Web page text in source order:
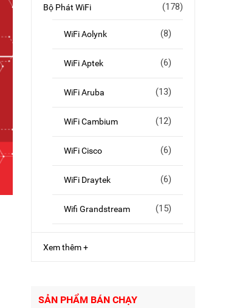
Bộ Phát WiFi (178)
WiFi Aolynk (8)
WiFi Aptek (6)
WiFi Aruba (13)
WiFi Cambium (12)
WiFi Cisco (6)
WiFi Draytek (6)
Wifi Grandstream (15)
Xem thêm +
SẢN PHẨM BÁN CHẠY